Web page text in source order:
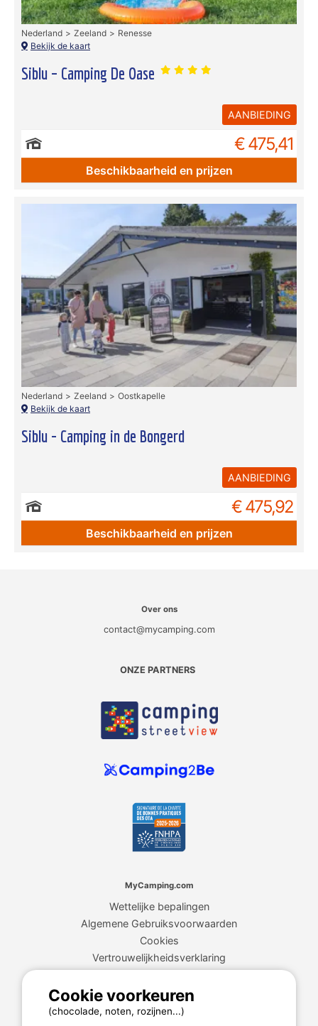
Siblu – Camping De Oase
Nederland Zeeland
Renesse
Bekijk de kaart
AANBIEDING
€ 475,41
Beschikbaarheid en prijzen
Siblu - Camping in de Bongerd
Nederland Zeeland
Oostkapelle
Bekijk de kaart
AANBIEDING
€ 475,92
Beschikbaarheid en prijzen
Over ons
contact@mycamping.com
ONZE PARTNERS
MyCamping.com
Wettelijke bepalingen
Algemene Gebruiksvoorwaarden
Cookies
Vertrouwelijkheidsverklaring
MyCamping.com garantie
Cookie voorkeuren
(chocolade, noten, rozijnen...)